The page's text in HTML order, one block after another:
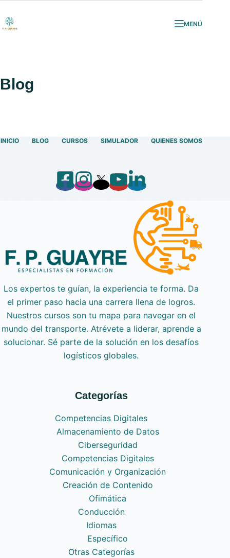
al
contenido
MENÚ
Blog
INICIO BLOG CURSOS SIMULADOR QUIENES SOMOS
Los expertos te guían, la experiencia te forma. Da
el primer paso hacia una carrera llena de logros.
Nuestros cursos son tu mapa para navegar en el
mundo del transporte. Atrévete a liderar, aprende a
solucionar. Sé parte de la solución en los desafíos
logísticos globales.
Categorías
Competencias Digitales
Almacenamiento de Datos
Ciberseguridad
Competencias Digitales
Comunicación y Organización
Creación de Contenido
Ofimática
Conducción
Idiomas
Específico
Otras Categorías